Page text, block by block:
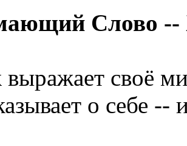
Слово --
выражает своё
о себе